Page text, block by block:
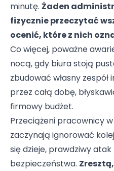
minutę. Żaden
fizycznie przeczytać
ocenić, które z nich
Co więcej, poważne
nocą, gdy biura stoją
zbudować własny
przez całą dobę,
firmowy budżet.
Przeciążeni pracownicy
zaczynają ignorować
się dzieje, prawdziwy
bezpieczeństwa.